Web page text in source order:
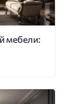
мебели: